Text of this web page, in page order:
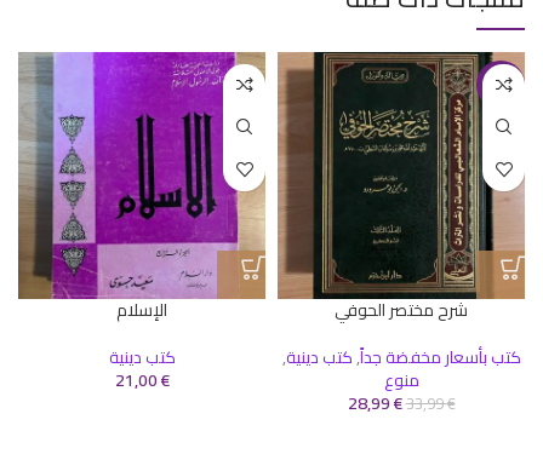
-15%
شرح مختصر الحوفي
كتب بأسعار مخفضة جداً,كتب دينية,
منوع
33,99€
28,99€
الإسلام
كتب دينية
21,00€